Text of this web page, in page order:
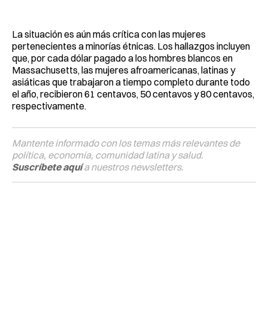
La situación es aún más crítica con las mujeres
pertenecientes a minorías étnicas. Los hallazgos incluyen
que, por cada dólar pagado a los hombres blancos en
Massachusetts, las mujeres afroamericanas, latinas y
asiáticas que trabajaron a tiempo completo durante todo
el año, recibieron 61 centavos, 50 centavos y 80 centavos,
respectivamente.
Mantente informado con los temas más relevantes de
política, economía, comunidad latina y salud.
Suscríbete aquía nuestros newsletters.